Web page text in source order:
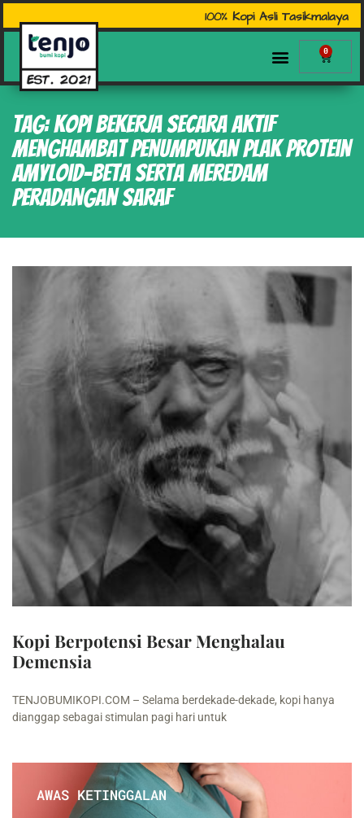
100% Kopi Asli Tasikmalaya
0
Tag: kopi bekerja secara aktif
menghambat penumpukan plak protein
amyloid-beta serta meredam
peradangan saraf
Kopi Berpotensi Besar Menghalau
Demensia
TENJOBUMIKOPI.COM – Selama berdekade-dekade, kopi hanya
dianggap sebagai stimulan pagi hari untuk
AWAS KETINGGALAN